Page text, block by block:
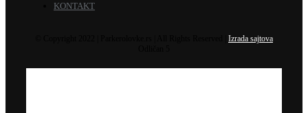
KONTAKT
Izrada sajtova